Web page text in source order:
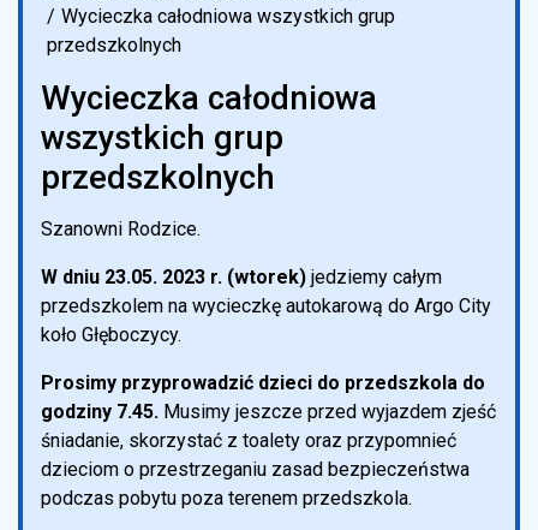
Wycieczka całodniowa wszystkich grup
przedszkolnych
Wycieczka całodniowa
wszystkich grup
przedszkolnych
Szanowni Rodzice.
W dniu 23.05. 2023 r. (wtorek) jedziemy całym
przedszkolem na wycieczkę autokarową do Argo City
koło Głęboczycy.
Prosimy przyprowadzić dzieci do przedszkola do
godziny 7.45. Musimy jeszcze przed wyjazdem zjeść
śniadanie, skorzystać z toalety oraz przypomnieć
dzieciom o przestrzeganiu zasad bezpieczeństwa
podczas pobytu poza terenem przedszkola.